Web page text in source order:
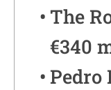
The
€340
Pedro